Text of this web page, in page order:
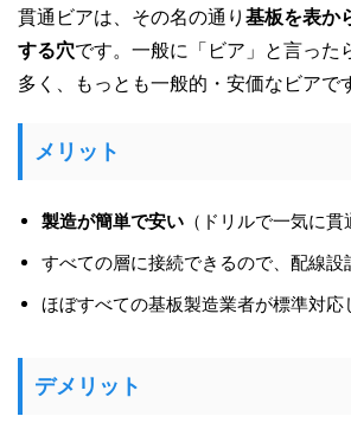
貫通ビアは、その名の通り 基板を表か
する穴です。一般に「ビア」と言った
多く、もっとも一般的・安価なビアで
メリット
製造が簡単で安い （ドリルで一気に貫
すべての層に接続できるので、配線設
ほぼすべての基板製造業者が標準対応
デメリット